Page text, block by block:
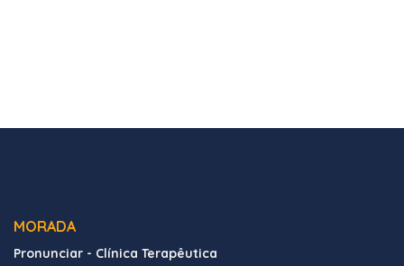
MORADA
Pronunciar - Clínica Terapêutica